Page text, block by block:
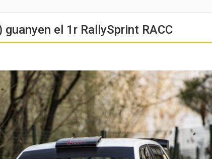
el 1r RallySprint RACC